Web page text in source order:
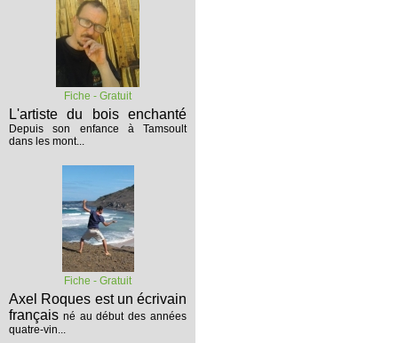
Fiche - Gratuit
L'artiste du bois enchanté
Depuis son enfance à Tamsoult
dans les mont...
Fiche - Gratuit
Axel Roques est un écrivain
français né au début des années
quatre-vin...